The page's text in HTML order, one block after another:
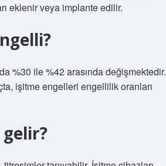
eklenir veya implante edilir.
%30 ile %42 arasında değişmektedir.
işitme engelleri engellilik oranları